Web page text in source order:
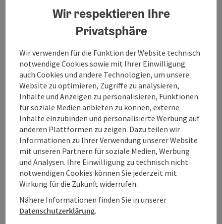
Bad Goisern am Hallstättersee
Faszination Bogensport
Ob Profi oder Einsteiger, bei Walter Lichtenegger wirst du
optimal in allen Belangen des Bogensports versorgt. Auf
den zahlreichen Bogensportanlagen im Salzkammergut
Wir respektieren Ihre
Privatsphäre
Wir verwenden für die Funktion der Website technisch
notwendige Cookies sowie mit Ihrer Einwilligung
auch Cookies und andere Technologien, um unsere
Website zu optimieren, Zugriffe zu analysieren,
Inhalte und Anzeigen zu personalisieren, Funktionen
für soziale Medien anbieten zu können, externe
Inhalte einzubinden und personalisierte Werbung auf
anderen Plattformen zu zeigen. Dazu teilen wir
Informationen zu Ihrer Verwendung unserer Website
mit unseren Partnern für soziale Medien, Werbung
und Analysen. Ihre Einwilligung zu technisch nicht
notwendigen Cookies können Sie jederzeit mit
Wirkung für die Zukunft widerrufen.
Nähere Informationen finden Sie in unserer
Datenschutzerklärung.